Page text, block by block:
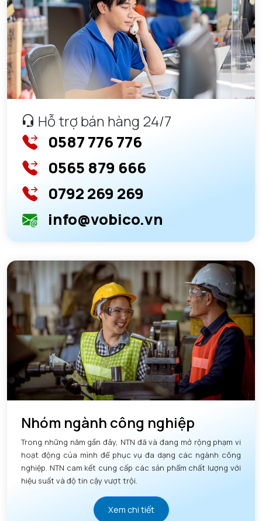
Hỗ trợ bán hàng 24/7
0587 776 776
0565 879 666
0792 269 269
info@vobico.vn
Nhóm ngành công nghiệp
Trong những năm gần đây, NTN đã và đang mở rộng phạm vi
hoạt động của mình để phục vụ đa dạng các ngành công
nghiệp. NTN cam kết cung cấp các sản phẩm chất lượng với
hiệu suất và độ tin cậy vượt trội.
Xem chi tiết